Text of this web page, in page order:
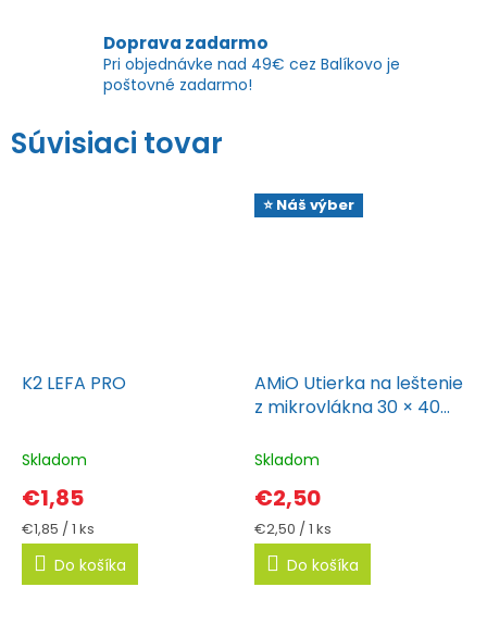
Doprava zadarmo
Pri objednávke nad 49€ cez Balíkovo je
poštovné zadarmo!
Súvisiaci tovar
K2 LEFA PRO
Skladom
€1,85
Jednotková
cena:
€1,85 / 1 ks
Do košíka
⭐ Náš výber
AMiO Utierka na leštenie
z mikrovlákna 30 × 40
Skladom
€2,50
Jednotková
cena:
€2,50 / 1 ks
Do košíka